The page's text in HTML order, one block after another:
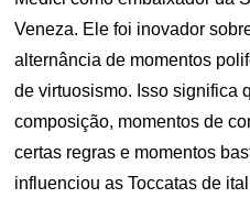
Veneza. Ele foi inovador
alternância de momentos
de virtuosismo. Isso significa
composição, momentos de
certas regras e momentos
influenciou as Toccatas de